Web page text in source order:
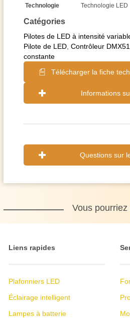
Catégories
Pilotes de LED à intensité
Pilote de LED Contrôleur
constante
Télécharger la fiche
Informations
Technologie Technologie LED
Questions sur
Vous pourriez
Liens rapides
Plafonniers LED
Éclairage intelligent
Lampes à batterie